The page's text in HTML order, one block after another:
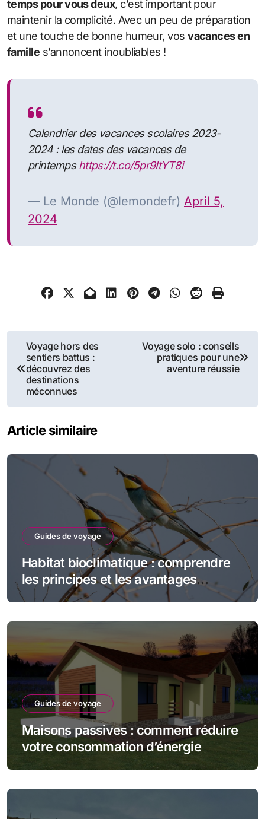
temps pour vous deux, c’est important pour
maintenir la complicité. Avec un peu de préparation
et une touche de bonne humeur, vosvacances en
famille s’annoncent inoubliables !
Calendrier des vacances scolaires 2023-
2024 : les dates des vacances de
printempshttps://t.co/5pr9ItYT8i
— Le Monde (@lemondefr) April 5,
2024
Navigation
de
l’article
Voyage hors des
sentiers battus :
découvrez des
destinations
méconnues
Voyage solo : conseils
pratiques pour une
aventure réussie
Article similaire
Guides de voyage
Habitat bioclimatique : comprendre
les principes et les avantages
écologiques
Guides de voyage
Maisons passives : comment réduire
votre consommation d’énergie